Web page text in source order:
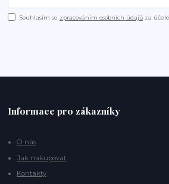
Souhlasím se zpracováním osobních údajů za
Informace pro zákazníky
O nás
Jak nakupovat
Kontakty